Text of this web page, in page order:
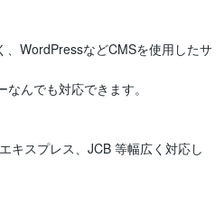
、WordPressなどCMSを使用したサ
んでも対応できます。
キスプレス、JCB 等幅広く対応し